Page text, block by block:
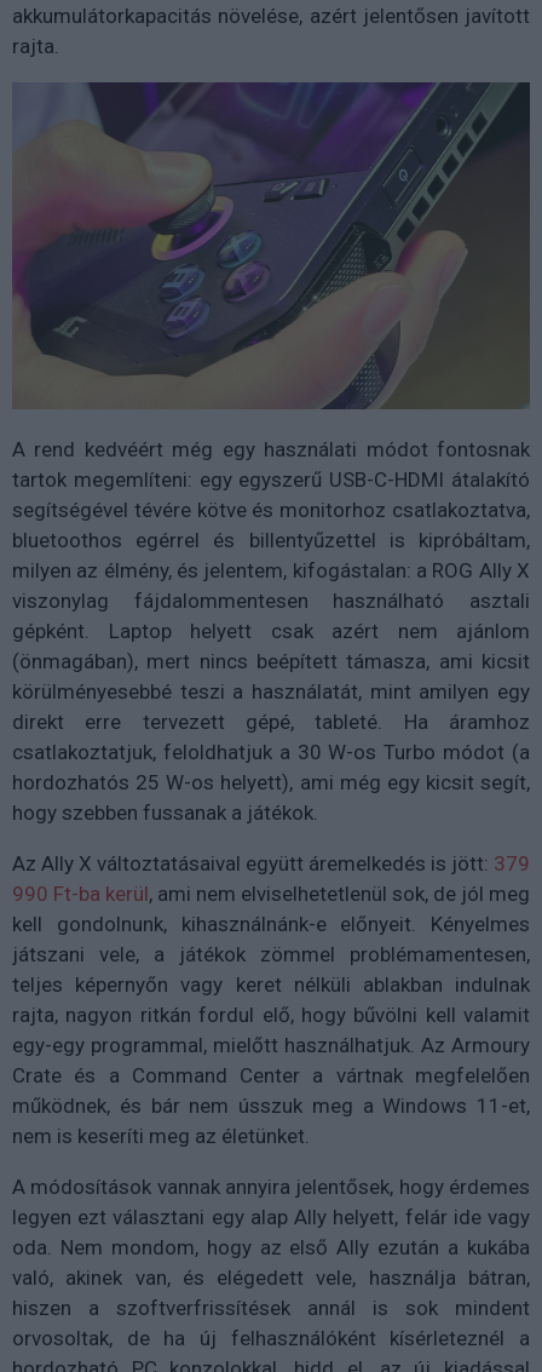
akkumulátorkapacitás növelése, azért jelentősen javított
rajta.
A rend kedvéért még egy használati módot fontosnak
tartok megemlíteni: egy egyszerű USB-C-HDMI átalakító
segítségével tévére kötve és monitorhoz csatlakoztatva,
bluetoothos egérrel és billentyűzettel is kipróbáltam,
milyen az élmény, és jelentem, kifogástalan: a ROG Ally X
viszonylag fájdalommentesen használható asztali
gépként. Laptop helyett csak azért nem ajánlom
(önmagában), mert nincs beépített támasza, ami kicsit
körülményesebbé teszi a használatát, mint amilyen egy
direkt erre tervezett gépé, tableté. Ha áramhoz
csatlakoztatjuk, feloldhatjuk a 30 W-os Turbo módot (a
hordozhatós 25 W-os helyett), ami még egy kicsit segít,
hogy szebben fussanak a játékok.
Az Ally X változtatásaival együtt áremelkedés is jött: 379
990 Ft-ba kerül, ami nem elviselhetetlenül sok, de jól meg
kell gondolnunk, kihasználnánk-e előnyeit. Kényelmes
játszani vele, a játékok zömmel problémamentesen,
teljes képernyőn vagy keret nélküli ablakban indulnak
rajta, nagyon ritkán fordul elő, hogy bűvölni kell valamit
egy-egy programmal, mielőtt használhatjuk. Az Armoury
Crate és a Command Center a vártnak megfelelően
működnek, és bár nem ússzuk meg a Windows 11-et,
nem is keseríti meg az életünket.
A módosítások vannak annyira jelentősek, hogy érdemes
legyen ezt választani egy alap Ally helyett, felár ide vagy
oda. Nem mondom, hogy az első Ally ezután a kukába
való, akinek van, és elégedett vele, használja bátran,
hiszen a szoftverfrissítések annál is sok mindent
orvosoltak, de ha új felhasználóként kísérleteznél a